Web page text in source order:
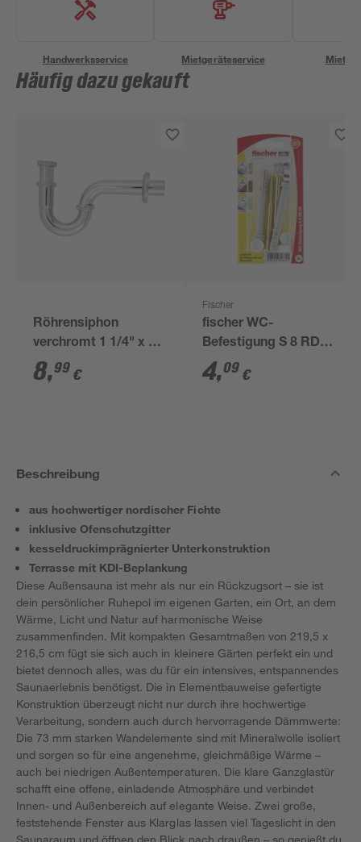
Handwerksservice Mietgeräteservice
Häufig dazu gekauft
Röhrensiphon
verchromt 1 1/4" x 32
mm
8,99 €
Fischer
fischer WC-
Befestigung S 8 RD
80 2 Stück
4,09 €
Beschreibung
aus hochwertiger nordischer Fichte
inklusive Ofenschutzgitter
kesseldruckimprägnierter Unterkonstruktion
Terrasse mit KDI-Beplankung
Diese Außensauna ist mehr als nur ein Rückzugsort – sie ist
dein persönlicher Ruhepol im eigenen Garten, ein Ort, an dem
Wärme, Licht und Natur auf harmonische Weise
zusammenfinden. Mit kompakten Gesamtmaßen von 219,5 x
216,5 cm fügt sie sich auch in kleinere Gärten perfekt ein und
bietet dennoch alles, was du für ein intensives, entspannendes
Saunaerlebnis benötigst. Die in Elementbauweise gefertigte
Konstruktion überzeugt nicht nur durch ihre hochwertige
Verarbeitung, sondern auch durch hervorragende Dämmwerte:
Die 73 mm starken Wandelemente sind mit Mineralwolle isoliert
und sorgen so für eine angenehme, gleichmäßige Wärme –
auch bei niedrigen Außentemperaturen. Die klare Ganzglastür
schafft eine offene, einladende Atmosphäre und verbindet
Innen- und Außenbereich auf elegante Weise. Zwei große,
feststehende Fenster aus Klarglas lassen viel Tageslicht in den
Saunaraum und öffnen den Blick nach draußen – so genießt du